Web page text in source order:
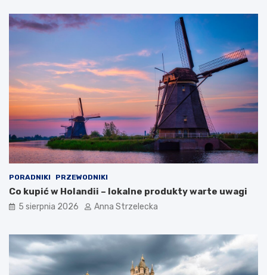
y
c
n
c
d
e
s
y
n
a
j
i
o
b
c
y
?
PORADNIKI PRZEWODNIKI
Co kupić w Holandii – lokalne produkty warte uwagi
5 sierpnia 2026 Anna Strzelecka